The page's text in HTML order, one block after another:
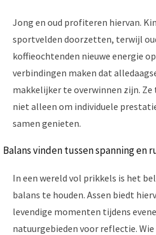
Jong en oud profiteren hiervan.
sportvelden doorzetten, terwijl
koffieochtenden nieuwe energie
verbindingen maken dat
makkelijker te overwinnen zijn. Ze
niet alleen om individuele
samen genieten.
Balans vinden tussen spanning en
In een wereld vol prikkels is het
balans te houden. Assen biedt
levendige momenten tijdens
natuurgebieden voor reflectie.